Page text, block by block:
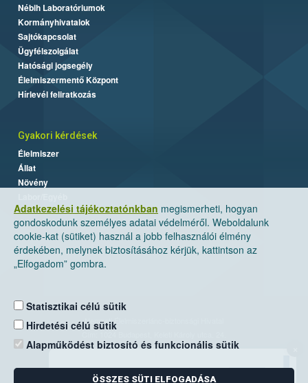
Adatkezelési tájékoztatónkban megismerheti, hogyan
gondoskodunk személyes adatai védelméről. Weboldalunk
cookie-kat (sütiket) használ a jobb felhasználói élmény
érdekében, melynek biztosításához kérjük, kattintson az
„Elfogadom” gombra.
Statisztikai célú sütik
Hirdetési célú sütik
Alapműködést biztosító és funkcionális sütik
ÖSSZES SÜTI ELFOGADÁSA
Nébih Laboratóriumok
Kormányhivatalok
Sajtókapcsolat
Ügyfélszolgálat
Hatósági jogsegély
Élelmiszermentő Központ
Hírlevél feliratkozás
Gyakori kérdések
Élelmiszer
Állat
Növény
Nemzeti Élelmiszerlánc-biztonsági Hivatal
Levelezési cím: 1525 Budapest. Pf. 30.